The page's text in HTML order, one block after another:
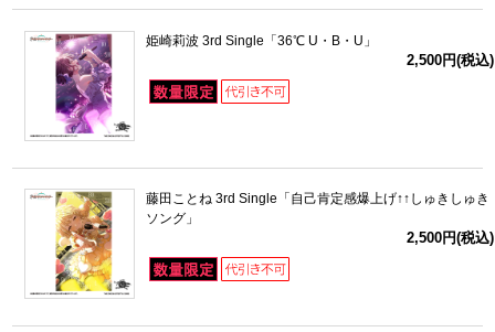
姫崎莉波 3rd Single「36℃ U・B・U」
2,500円(税込)
藤田ことね 3rd Single「自己肯定感爆上げ↑↑しゅきしゅき
ソング」
2,500円(税込)